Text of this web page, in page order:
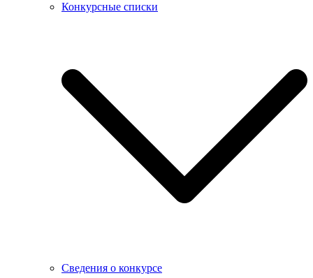
Конкурсные списки
Сведения о конкурсе